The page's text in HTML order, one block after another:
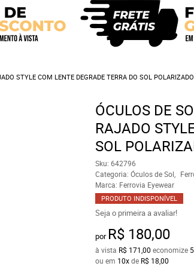
STYLE COM LENTE DEGRADE TERRA DO SOL
ÓCULOS DE
RAJADO
SOL
Sku: 642796
Categoria: Óculos de Sol
Marca: Ferrovia Eyewear
PRODUTO INDISPONÍVEL
Seja o primeira a avaliar!
por R$ 180,00
à vista R$ 171,00 economize
ou em 10xde R$ 18,00